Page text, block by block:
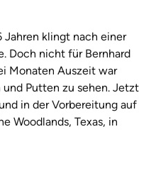
Jahren klingt nach einer
Doch nicht für Bernhard
Monaten Auszeit war
Putten zu sehen. Jetzt
in der Vorbereitung auf
Woodlands, Texas, in